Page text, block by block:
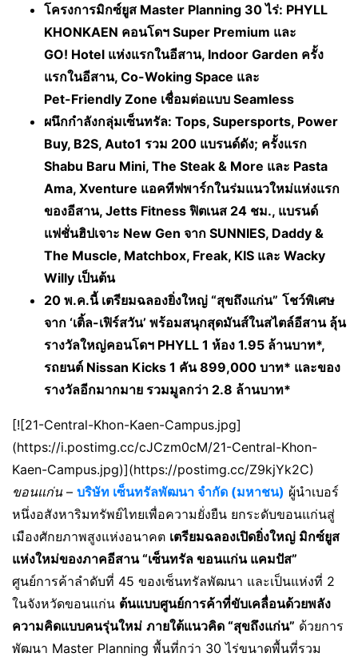
โครงการมิกซ์ยูส Master Planning 30 ไร่: PHYLL
KHONKAEN คอนโดฯ Super Premium และ
GO! Hotel แห่งแรกในอีสาน, Indoor Garden ครั้ง
แรกในอีสาน, Co-Woking Space และ
Pet-Friendly Zone เชื่อมต่อแบบ Seamless
ผนึกกำลังกลุ่มเซ็นทรัล: Tops, Supersports, Power
Buy, B2S, Auto1 รวม 200 แบรนด์ดัง; ครั้งแรก
Shabu Baru Mini, The Steak & More และ Pasta
Ama, Xventure แอคทีฟพาร์กในร่มแนวใหม่แห่งแรก
ของอีสาน, Jetts Fitness ฟิตเนส 24 ชม., แบรนด์
แฟชั่นฮิปเจาะ New Gen จาก SUNNIES, Daddy &
The Muscle, Matchbox, Freak, KIS และ Wacky
Willy เป็นต้น
20 พ.ค.นี้ เตรียมฉลองยิ่งใหญ่ “สุขถึงแก่น” โชว์พิเศษ
จาก ‘เติ้ล-เฟิร์สวัน’ พร้อมสนุกสุดมันส์ในสไตล์อีสาน ลุ้น
รางวัลใหญ่คอนโดฯ PHYLL 1 ห้อง 1.95 ล้านบาท*,
รถยนต์ Nissan Kicks 1 คัน 899,000 บาท* และของ
รางวัลอีกมากมาย รวมมูลกว่า 2.8 ล้านบาท*
[![21-Central-Khon-Kaen-Campus.jpg]
(https://i.postimg.cc/cJCzm0cM/21-Central-Khon-
Kaen-Campus.jpg)](https://postimg.cc/Z9kjYk2C)
ขอนแก่น – บริษัท เซ็นทรัลพัฒนา จำกัด (มหาชน) ผู้นำเบอร์
หนึ่งอสังหาริมทรัพย์ไทยเพื่อความยั่งยืน ยกระดับขอนแก่นสู่
เมืองศักยภาพสูงแห่งอนาคต เตรียมฉลองเปิดยิ่งใหญ่ มิกซ์ยูส
แห่งใหม่ของภาคอีสาน “เซ็นทรัล ขอนแก่น แคมปัส”
ศูนย์การค้าลำดับที่ 45 ของเซ็นทรัลพัฒนา และเป็นแห่งที่ 2
ในจังหวัดขอนแก่น ต้นแบบศูนย์การค้าที่ขับเคลื่อนด้วยพลัง
ความคิดแบบคนรุ่นใหม่ ภายใต้แนวคิด “สุขถึงแก่น” ด้วยการ
พัฒนา Master Planning พื้นที่กว่า 30 ไร่ขนาดพื้นที่รวม